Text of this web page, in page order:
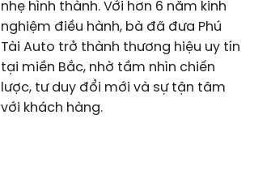
nhẹ hình thành. Với hơn 6 năm kinh
nghiệm điều hành, bà đã đưa Phú
Tài Auto trở thành thương hiệu uy tín
tại miền Bắc, nhờ tầm nhìn chiến
lược, tư duy đổi mới và sự tận tâm
với khách hàng.